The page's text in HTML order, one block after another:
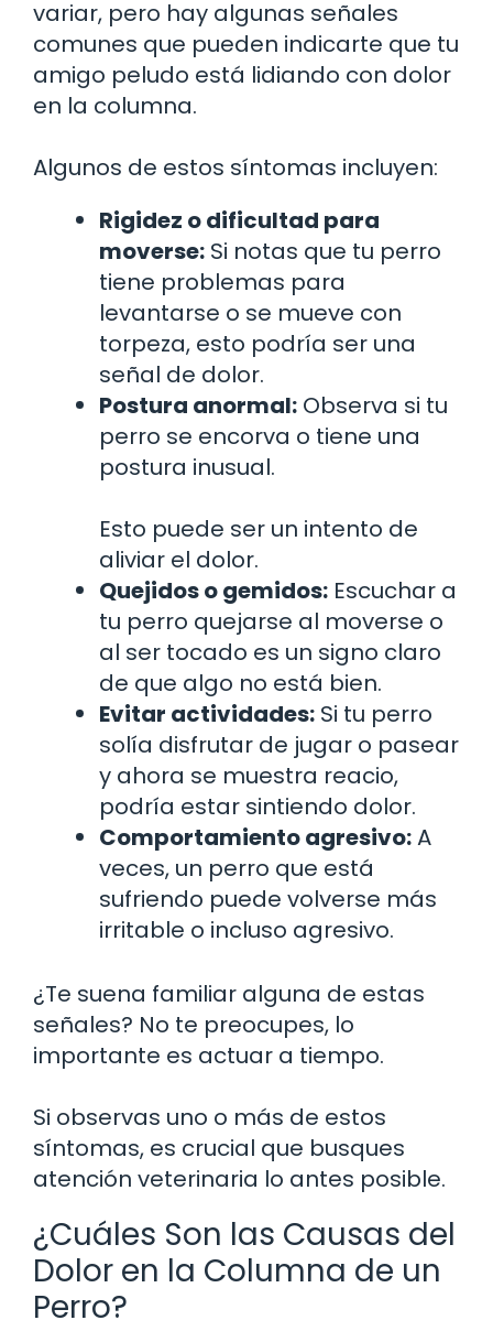
variar, pero hay algunas señales
comunes que pueden indicarte que tu
amigo peludo está lidiando con dolor
en la columna.
Algunos de estos síntomas incluyen:
Rigidez o dificultad para
moverse: Si notas que tu perro
tiene problemas para
levantarse o se mueve con
torpeza, esto podría ser una
señal de dolor.
Postura anormal: Observa si tu
perro se encorva o tiene una
postura inusual.
Esto puede ser un intento de
aliviar el dolor.
Quejidos o gemidos: Escuchar a
tu perro quejarse al moverse o
al ser tocado es un signo claro
de que algo no está bien.
Evitar actividades: Si tu perro
solía disfrutar de jugar o pasear
y ahora se muestra reacio,
podría estar sintiendo dolor.
Comportamiento agresivo:A
veces, un perro que está
sufriendo puede volverse más
irritable o incluso agresivo.
¿Te suena familiar alguna de estas
señales? No te preocupes, lo
importante es actuar a tiempo.
Si observas uno o más de estos
síntomas, es crucial que busques
atención veterinaria lo antes posible.
¿Cuáles Son las Causas del
Dolor en la Columna de un
Perro?